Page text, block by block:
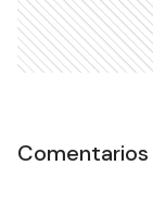
Comentarios